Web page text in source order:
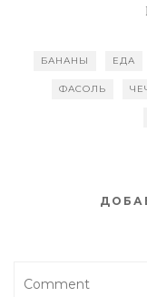
БАНАНЫ ЕДА
ФАСОЛЬ